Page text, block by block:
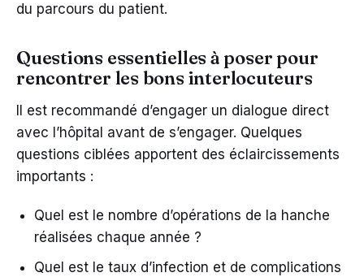
du parcours du patient.
Questions essentielles à poser pour
rencontrer les bons interlocuteurs
Il est recommandé d’engager un dialogue direct
avec l’hôpital avant de s’engager. Quelques
questions ciblées apportent des éclaircissements
importants :
Quel est le nombre d’opérations de la hanche
réalisées chaque année ?
Quel est le taux d’infection et de complications